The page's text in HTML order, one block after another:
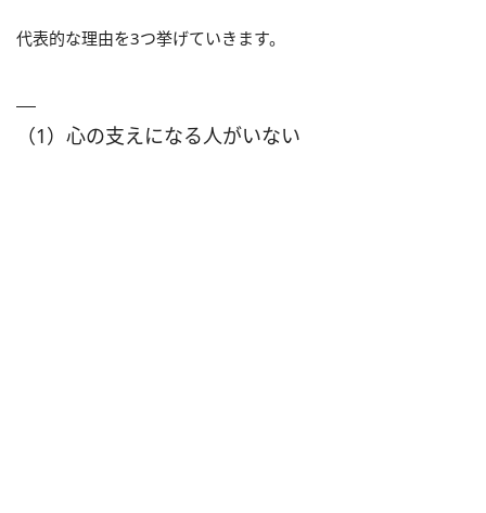
代表的な理由を3つ挙げていきます。
（1）心の支えになる人がいない